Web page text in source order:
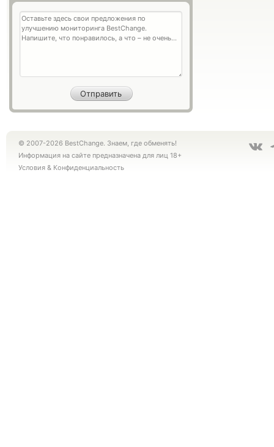
© 2007-2026 BestChange. Знаем, где обменять!
Информация на сайте предназначена для лиц 18+
Условия & Конфиденциальность